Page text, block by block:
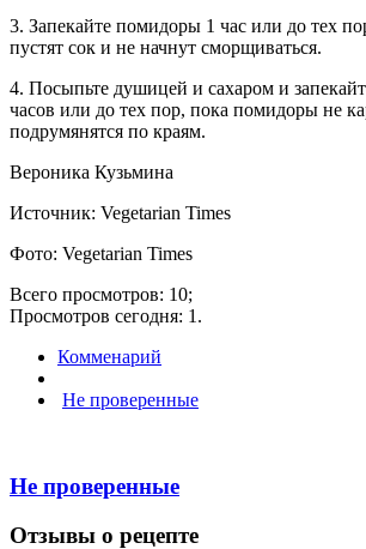
3. Запекайте помидоры 1 час или до тех
пустят сок и не начнут сморщиваться.
4. Посыпьте душицей и сахаром и
часов или до тех пор, пока помидоры не
подрумянятся по краям.
Вероника Кузьмина
Источник: Vegetarian Times
Фото: Vegetarian Times
Всего просмотров: 10;
Просмотров сегодня: 1.
Комменарий
Не проверенные
Не проверенные
Отзывы о рецепте